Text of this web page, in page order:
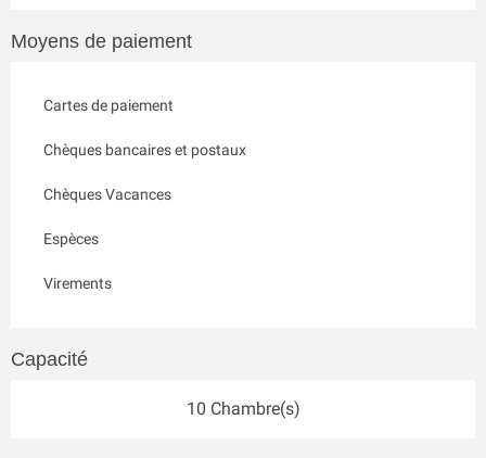
Moyens de paiement
Cartes de paiement
Chèques bancaires et postaux
Chèques Vacances
Espèces
Virements
Capacité
10 Chambre(s)